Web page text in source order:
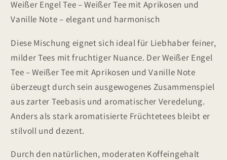
Weißer Engel Tee – Weißer Tee mit Aprikosen und
Vanille Note – elegant und harmonisch
Diese Mischung eignet sich ideal für Liebhaber feiner,
milder Tees mit fruchtiger Nuance. Der Weißer Engel
Tee – Weißer Tee mit Aprikosen und Vanille Note
überzeugt durch sein ausgewogenes Zusammenspiel
aus zarter Teebasis und aromatischer Veredelung.
Anders als stark aromatisierte Früchtetees bleibt er
stilvoll und dezent.
Durch den natürlichen, moderaten Koffeingehalt